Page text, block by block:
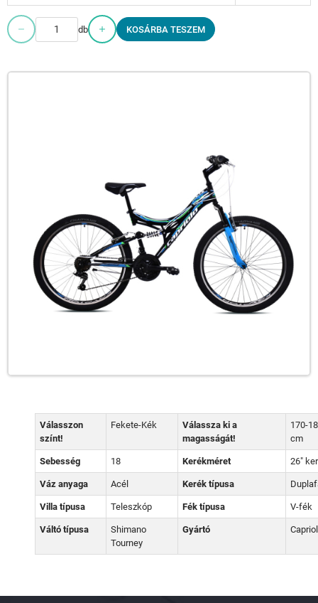
db KOSÁRBA TESZEM
Válasszon
színt!
Fekete-Kék
Válassza ki a
magasságát!
170-
cm
Sebesség 18 Kerékméret 26"
Váz anyaga Acél Kerék típusa
Villa típusa Teleszkóp Fék típusa V-fék
Váltó típusa
Shimano
Tourney
Gyártó